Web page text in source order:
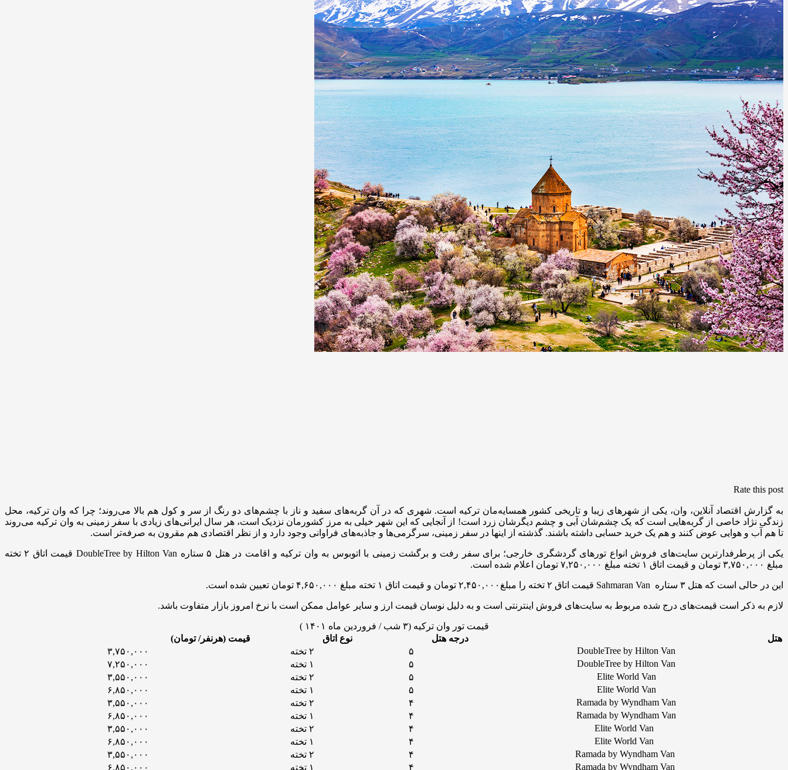
Rate this post
به گزارش اقتصاد آنلاین، وان، یکی از شهرهای زیبا و تاریخی کشور همسایه‌مان ترکیه است. شهری که در آن گربه‌های سفید و ناز با چشم‌های دو رنگ از سر و کول هم بالا می‌روند؛ چرا که وان ترکیه، محل
زندگی نژاد خاصی از گربه‌هایی است که یک چشم‌شان آبی و چشم دیگرشان زرد است! از آنجایی که این شهر خیلی به مرز کشورمان نزدیک است، هر سال ایرانی‌های زیادی با سفر زمینی به وان ترکیه می‌روند
تا هم آب و هوایی عوض کنند و هم یک خرید حسابی داشته باشند. گذشته از اینها در سفر زمینی، سرگرمی‌ها و جاذبه‌های فراوانی وجود دارد و از نظر اقتصادی هم مقرون به صرفه‌تر است.
یکی از پرطرفدارترین سایت‌های فروش انواع تورهای گردشگری خارجی؛ برای سفر رفت و برگشت زمینی با اتوبوس به وان ترکیه و اقامت در هتل ۵ ستاره DoubleTree by Hilton Van قیمت اتاق ۲ تخته
مبلغ ۳,۷۵۰,۰۰۰ تومان و قیمت اتاق ۱ تخته مبلغ ۷,۲۵۰,۰۰۰ تومان اعلام شده است.
این در حالی است که هتل ۳ ستاره Sahmaran Van قیمت اتاق ۲ تخته را مبلغ۲,۴۵۰,۰۰۰ تومان و قیمت اتاق ۱ تخته مبلغ ۴,۶۵۰,۰۰۰ تومان تعیین شده است.
لازم به ذکر است قیمت‌های درج شده مربوط به سایت‌های فروش اینترنتی است و به دلیل نوسان قیمت‌ ارز و سایر عوامل ممکن است با نرخ امروز بازار متفاوت باشد.
قیمت تور وان ترکیه (۳ شب / فروردین ماه ۱۴۰۱ )
هتل
درجه هتل نوع اتاق
قیمت (هرنفر/ تومان)
DoubleTree by Hilton Van
۵ ۲ تخته
۳,۷۵۰,۰۰۰
DoubleTree by Hilton Van
۵ ۱ تخته
۷,۲۵۰,۰۰۰
Elite World Van
۵ ۲ تخته
۳,۵۵۰,۰۰۰
Elite World Van
۵ ۱ تخته
۶,۸۵۰,۰۰۰
Ramada by Wyndham Van
۴ ۲ تخته
۳,۵۵۰,۰۰۰
Ramada by Wyndham Van
۴ ۱ تخته
۶,۸۵۰,۰۰۰
۴ ۲ تخته
۳,۵۵۰,۰۰۰
۴ ۱ تخته
۶,۸۵۰,۰۰۰
۴ ۲ تخته
۳,۵۵۰,۰۰۰
۴ ۱ تخته
۶,۸۵۰,۰۰۰